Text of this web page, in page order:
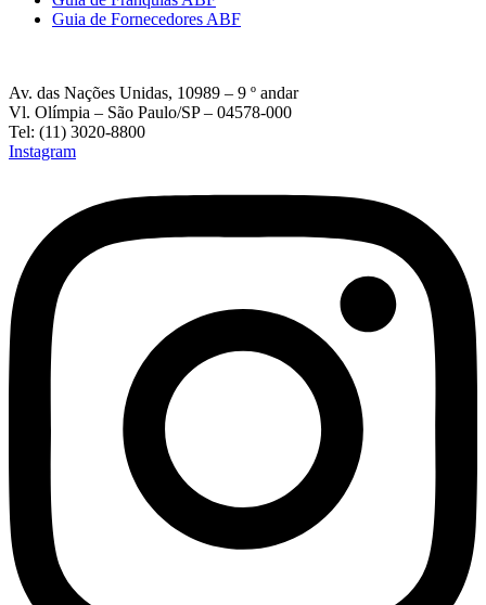
Guia de Fornecedores ABF
Av. das Nações Unidas, 10989 – 9 º andar
Vl. Olímpia – São Paulo/SP – 04578-000
Tel: (11) 3020-8800
Instagram